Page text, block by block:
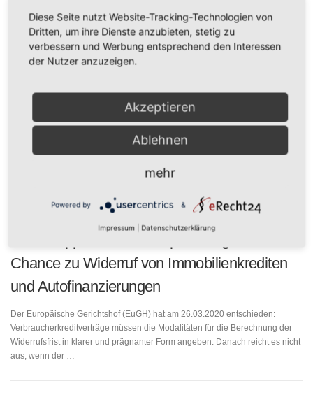
ABGASSKANDAL
für Volkswagen und Daimler Kunden
In der vergangenen und dieser Woche kam es zu zwei Terminen, die es –
bestätigen sich die eindeutigen Tendenzen in Form von Urteilen – für die
Autohersteller in sich haben. …
KAUFRECHT
Chance zu Widerruf von Immobilienkrediten
und Autofinanzierungen
Der Europäische Gerichtshof (EuGH) hat am 26.03.2020 entschieden:
Verbraucherkreditverträge müssen die Modalitäten für die Berechnung der
Widerrufsfrist in klarer und prägnanter Form angeben. Danach reicht es nicht
aus, wenn der …
Diese Seite nutzt Website-Tracking-Technologien von
Dritten, um ihre Dienste anzubieten, stetig zu
verbessern und Werbung entsprechend den Interessen
der Nutzer anzuzeigen.
Akzeptieren
Ablehnen
mehr
Powered by &
Impressum Datenschutzerklärung